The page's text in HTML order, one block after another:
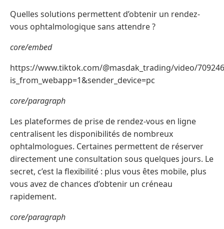
Quelles solutions permettent d’obtenir un rendez-
vous ophtalmologique sans attendre ?
core/embed
https://www.tiktok.com/@masdak_trading/video/
is_from_webapp=1&sender_device=pc
core/paragraph
Les plateformes de prise de rendez-vous en ligne
centralisent les disponibilités de nombreux
ophtalmologues. Certaines permettent de réserver
directement une consultation sous quelques jours. Le
secret, c’est la flexibilité : plus vous êtes mobile, plus
vous avez de chances d’obtenir un créneau
rapidement.
core/paragraph